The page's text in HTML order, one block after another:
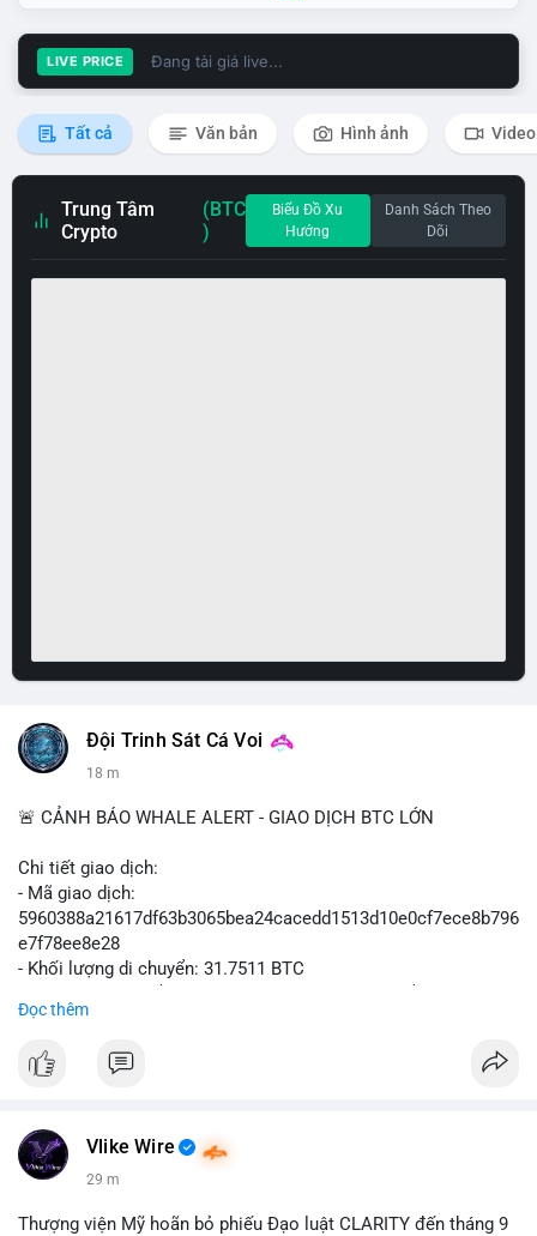
LIVE PRICE Đang tải giá live...
Tất cả Văn bản Hình ảnh Video
Trung Tâm
Crypto
(BTC
)
Biểu Đồ Xu
Hướng
Danh Sách Theo
Dõi
Đội Trinh Sát Cá Voi
18 m
🚨 CẢNH BÁO WHALE ALERT - GIAO DỊCH BTC LỚN
Chi tiết giao dịch:
- Mã giao dịch:
5960388a21617df63b3065bea24cacedd1513d10e0cf7ece8b796
e7f78ee8e28
- Khối lượng di chuyển: 31.7511 BTC
USD)
Đọc thêm
Vlike Wire
29 m
Thượng viện Mỹ hoãn bỏ phiếu Đạo luật CLARITY đến tháng 9